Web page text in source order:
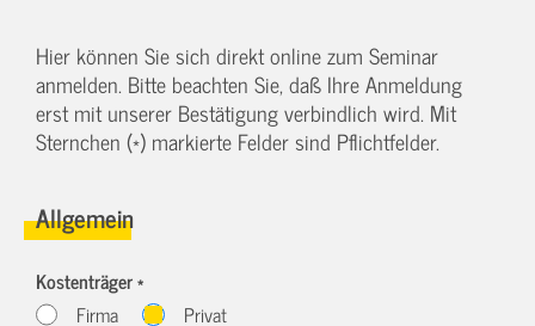
Hier können Sie sich direkt online zum Seminar
anmelden. Bitte beachten Sie, daß Ihre Anmeldung
erst mit unserer Bestätigung verbindlich wird. Mit
Sternchen (*) markierte Felder sind Pflichtfelder.
Allgemein
Kostenträger *
Firma
Privat